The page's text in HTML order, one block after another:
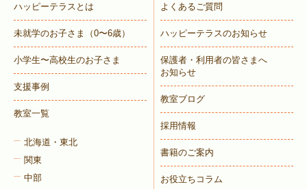
ハッピーテラスとは
未就学のお子さま （0〜6歳）
小学生〜高校生のお子さま
支援事例
教室一覧
北海道・東北
関東
中部
よくあるご質問
ハッピーテラスのお知らせ
保護者・利用者の皆さまへ
お知らせ
教室ブログ
採用情報
書籍のご案内
お役立ちコラム